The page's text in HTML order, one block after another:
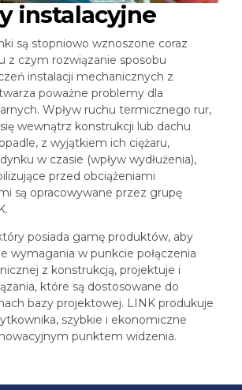
instalacyjne
są stopniowo wznoszone coraz
z czym rozwiązanie sposobu
instalacji mechanicznych z
poważne problemy dla
Wpływ ruchu termicznego rur,
wewnątrz konstrukcji lub dachu
z wyjątkiem ich ciężaru,
w czasie (wpływ wydłużenia),
przed obciążeniami
są opracowywane przez grupę
posiada gamę produktów, aby
wymagania w punkcie połączenia
z konstrukcją, projektuje i
które są dostosowane do
bazy projektowej. LINK produkuje
szybkie i ekonomiczne
punktem widzenia.